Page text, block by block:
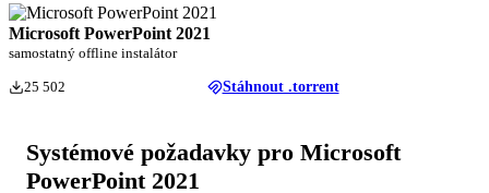
Microsoft PowerPoint 2021
samostatný offline instalátor
25 502 Stáhnout .torrent
Systémové požadavky pro Microsoft
PowerPoint 2021